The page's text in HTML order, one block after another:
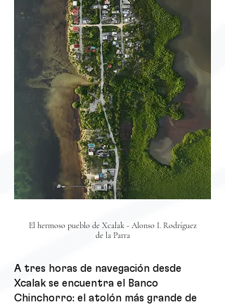
El hermoso pueblo de Xcalak - Alonso I. Rodríguez
de la Parra
A tres horas de navegación desde
Xcalak se encuentra el Banco
Chinchorro: el atolón más grande de